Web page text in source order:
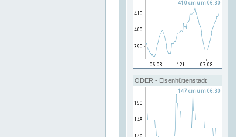
ODER - Eisenhüttenstadt